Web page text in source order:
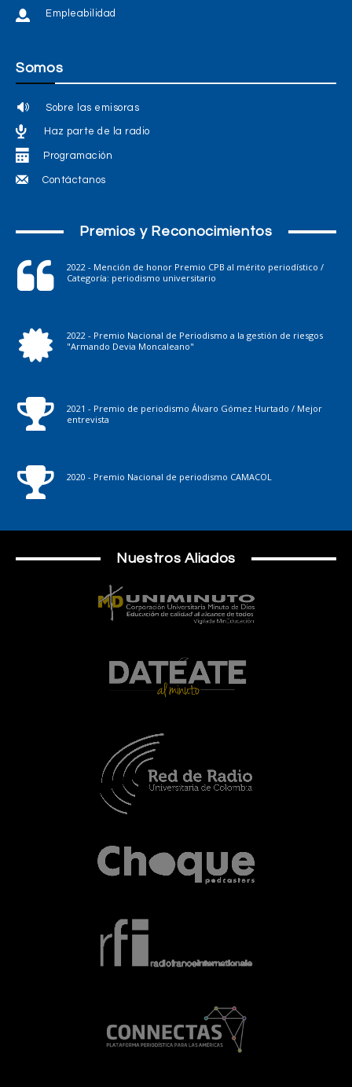
Empleabilidad
Somos
Sobre las emisoras
Haz parte de la radio
Programación
Contáctanos
Premios y Reconocimientos
2022 - Mención de honor Premio CPB al mérito periodístico /
Categoría: periodismo universitario
2022 - Premio Nacional de Periodismo a la gestión de riesgos
"Armando Devia Moncaleano"
2021 - Premio de periodismo Álvaro Gómez Hurtado / Mejor
entrevista
2020 - Premio Nacional de periodismo CAMACOL
Nuestros Aliados